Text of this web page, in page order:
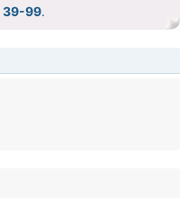
39-99.